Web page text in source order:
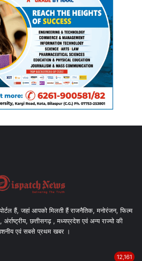
हैं, जहां आपको मिलती हैं राजनैतिक, मनोरंजन, फिल्म
छत्तीसगढ़ , मध्यप्रदेश एवं अन्य राज्यो की
एवं सबसे प्रथम खबर ।
12,161